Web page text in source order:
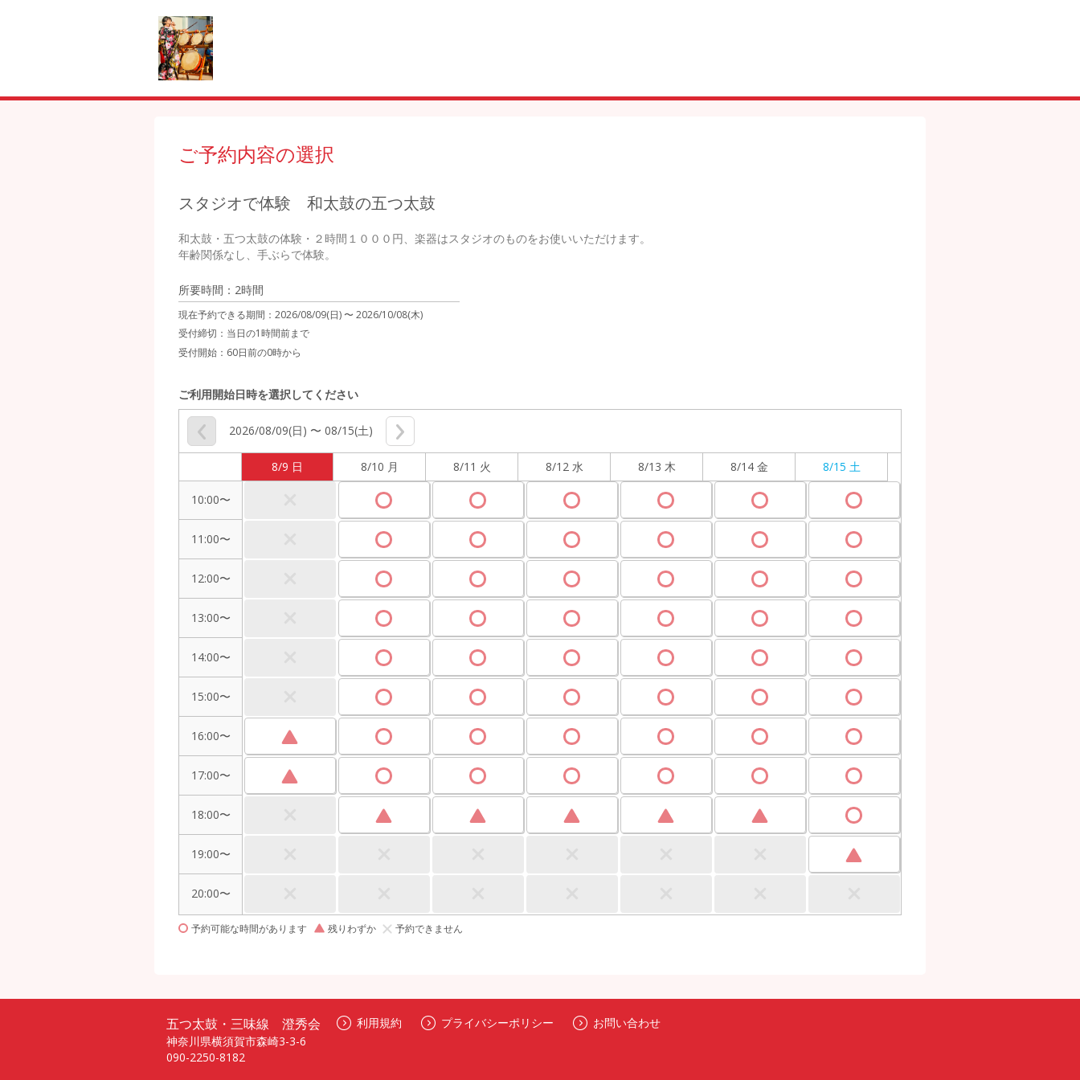
ご予約内容の選択
スタジオで体験 和太鼓の五つ太鼓
和太鼓・五つ太鼓の体験・２時間１０００円、楽器はスタジオのものをお使いいただけます。
年齢関係なし、手ぶらで体験。
所要時間：2時間
現在予約できる期間： 2026/08/09(日) 〜2026/10/08(木)
受付締切： 当日の1時間前まで
受付開始： 60日前の0時から
ご利用開始日時を選択してください
2026/08/09(日) 〜 08/15(土)
8/9 日 8/10 月 8/11 火 8/12 水 8/13 木 8/14 金 8/15 土
10:00〜
11:00〜
12:00〜
13:00〜
14:00〜
15:00〜
16:00〜
17:00〜
18:00〜
19:00〜
20:00〜
予約可能な時間があります 残りわずか 予約できません
五つ太鼓・三味線 澄秀会
神奈川県横須賀市森崎3-3-6
090-2250-8182
利用規約 プライバシーポリシー お問い合わせ